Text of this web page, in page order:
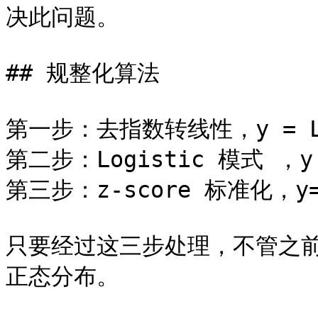
决此问题。
## 规整化算法
第一步：去指数转线性，y
第二步：Logistic 模式
第三步：z-score 标准化
只要经过这三步处理，不管之